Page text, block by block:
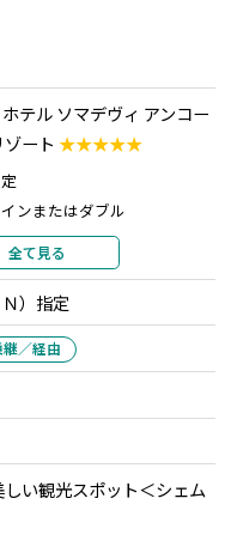
ホテル ソマデヴィ アンコー
ート ★★★★★
ンまたはダブル
1室利用
なし
全て見る
）指定
継／経由
い観光スポット＜シェム